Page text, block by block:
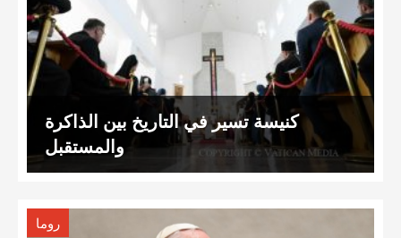
كنيسة تسير في التاريخ بين الذاكرة
والمستقبل
روما